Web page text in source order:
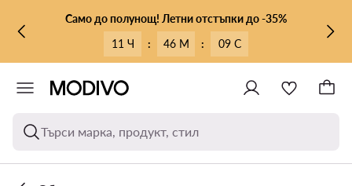
КЪМ ОСНОВНОТО СЪДЪРЖАНИЕ
КЪМ ТЪРСЕНЕСамо до полунощ! Летни отстъпки до -35%
11 Ч
: 46 М : 08 С
Търси марка, продукт, стил